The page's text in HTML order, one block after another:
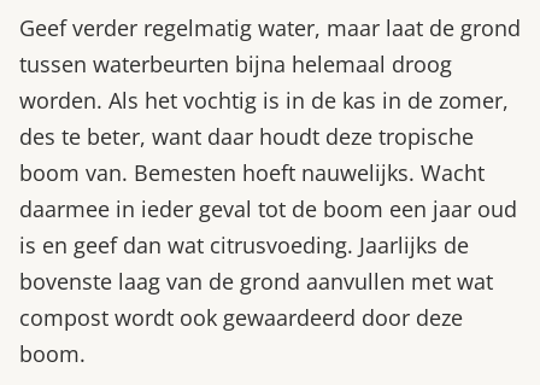
Geef verder regelmatig water, maar laat de grond
tussen waterbeurten bijna helemaal droog
worden. Als het vochtig is in de kas in de zomer,
des te beter, want daar houdt deze tropische
boom van. Bemesten hoeft nauwelijks. Wacht
daarmee in ieder geval tot de boom een jaar oud
is en geef dan wat citrusvoeding. Jaarlijks de
bovenste laag van de grond aanvullen met wat
compost wordt ook gewaardeerd door deze
boom.